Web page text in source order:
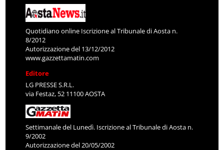
Quotidiano online Iscrizione al Tribunale di Aosta n.
8/2012
Autorizzazione del 13/12/2012
www.gazzettamatin.com
Editore
LG PRESSE S.R.L.
via Festaz, 52 11100 AOSTA
Settimanale del Lunedì. Iscrizione al Tribunale di Aosta n.
9/2002
Autorizzazione del 20/05/2002